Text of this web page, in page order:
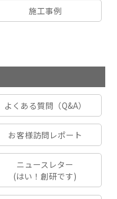
施工事例
よくある質問（Q&A）
お客様訪問レポート
ニュースレター
(はい！創研です)